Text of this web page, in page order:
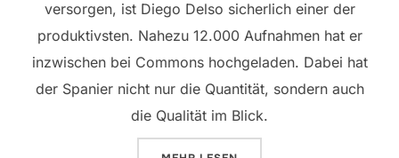
versorgen, ist Diego Delso sicherlich einer der
produktivsten. Nahezu 12.000 Aufnahmen hat er
inzwischen bei Commons hochgeladen. Dabei hat
der Spanier nicht nur die Quantität, sondern auch
die Qualität im Blick.